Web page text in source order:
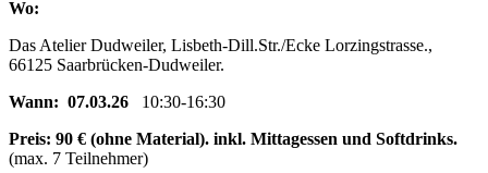
Wo:
Das Atelier Dudweiler, Lisbeth-Dill.Str./Ecke Lorzingstrasse.,
66125 Saarbrücken-Dudweiler.
Wann: 07.03.26 10:30-16:30
Preis: 90 € (ohne Material). inkl. Mittagessen und Softdrinks.
(max. 7 Teilnehmer)